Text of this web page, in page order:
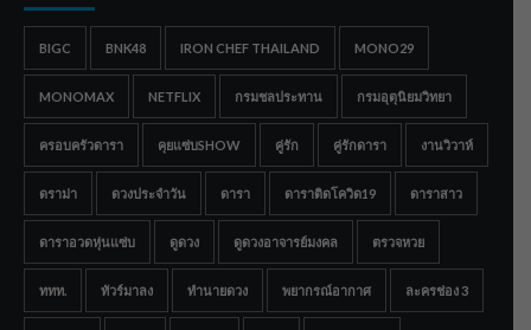
BIGC BNK48 IRON CHEF THAILAND MONO29
MONOMAX NETFLIX กรมชลประทาน กรมอุตุนิยมวิทยา
ครอบครัวดารา คุยแซ่บSHOW คู่รัก คู่รักดารา งานวิวาห์
ดราม่า ดวงประจำวัน ดารา ดาราติดโควิด19 ดาราสาว
ดาราอวดหุ่นแซ่บ ดูดวง ดูดวงอาจารย์มงคล ตรวจหวย
ททท. ทัวร์มาลง ทำนายดวง พยากรณ์อากาศ ละครช่อง 3